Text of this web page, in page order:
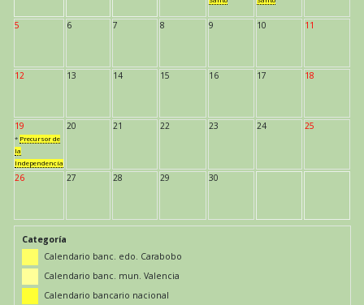
5 6 7 8 9 10 11
12 13 14 15 16 17 18
19
* Precursor de
la
Independencia
20 21 22 23 24 25
26 27 28 29 30
Categoría
Calendario banc. edo. Carabobo
Calendario banc. mun. Valencia
Calendario bancario nacional